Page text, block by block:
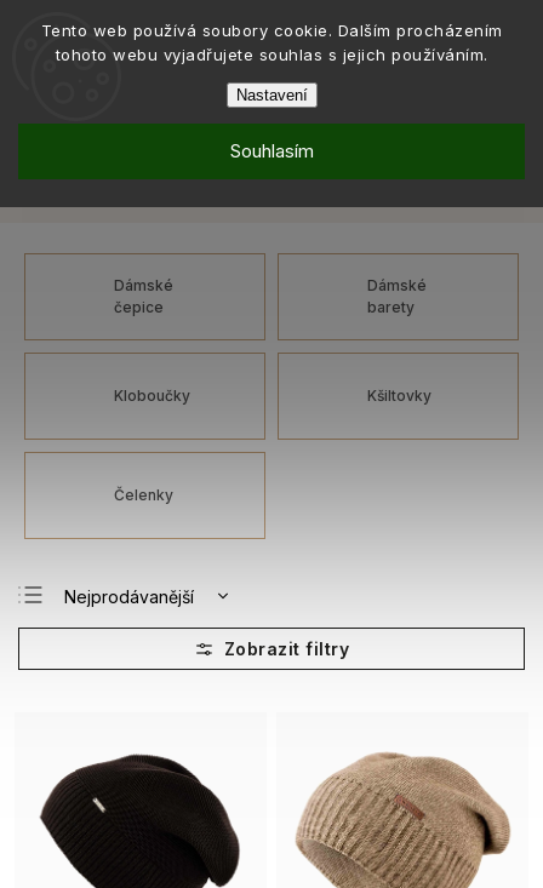
Tento web používá soubory cookie. Dalším procházením
tohoto webu vyjadřujete souhlas s jejich používáním.
Nastavení
Souhlasím
/
Dámské
čepice
Dámské
barety
Kloboučky Kšiltovky
Čelenky
Nejprodávanější
Nejlevnější
Nejdražší